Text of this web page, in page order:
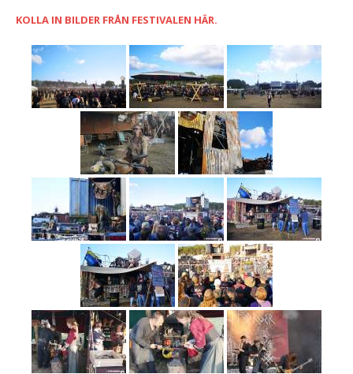
KOLLA IN BILDER FRÅN FESTIVALEN HÄR.